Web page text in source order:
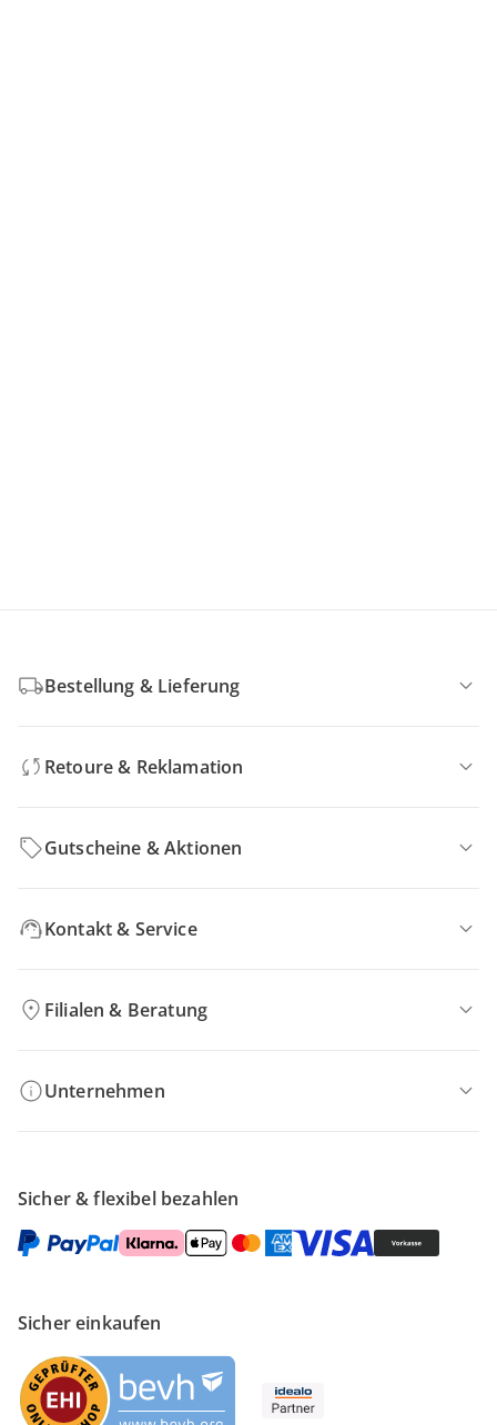
Bestellung & Lieferung
Retoure & Reklamation
Gutscheine & Aktionen
Kontakt & Service
Filialen & Beratung
Unternehmen
Sicher & flexibel bezahlen
Sicher einkaufen